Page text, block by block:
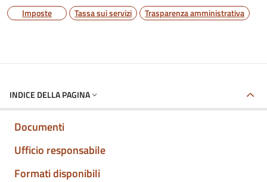
Imposte
Tassa sui servizi Trasparenza amministrativa
INDICE DELLA PAGINA
Documenti
Ufficio responsabile
Formati disponibili